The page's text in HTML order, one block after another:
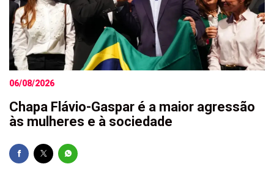
06/08/2026
Chapa Flávio-Gaspar é a maior agressão
às mulheres e à sociedade